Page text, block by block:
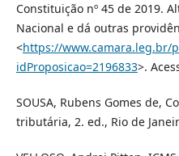
Constituição nº 45 de 2019.
Nacional e dá outras
<https://www.camara.leg.br/
idProposicao=2196833>.
SOUSA, Rubens Gomes de,
tributária, 2. ed., Rio de